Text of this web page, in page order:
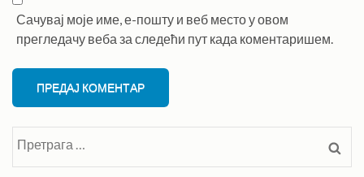
Сачувај моје име, е-пошту и веб место у овом
прегледачу веба за следећи пут када коментаришем.